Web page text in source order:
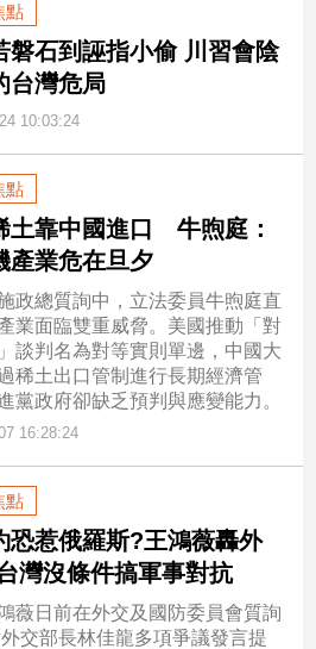
點
磐石到誣指小偷 川習會陰
台灣危局
10:03:24
點
土靠中國進口 牛煦庭：
產業危在旦夕
政總質詢中，立法委員牛煦庭直
業面臨雙重威脅。美國推動「對
談判名為對等實則單邊，中國大
稀土出口管制進行長期經濟管
黨政府卻缺乏預判與應變能力。
16:28:24
點
恐惹俄羅斯?王鴻薇轟外
灣沒條件搞軍事對抗
薇日前在外交及國防委員會質詢
交部長林佳龍多項爭議發言提